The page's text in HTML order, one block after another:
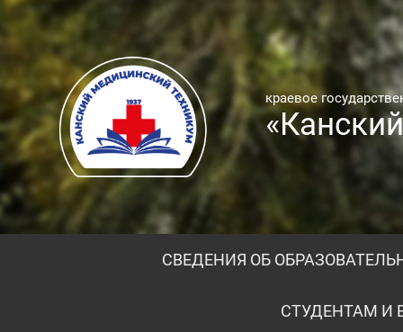
краевое
СВЕДЕНИЯ ОБ
СТУДЕНТАМ И